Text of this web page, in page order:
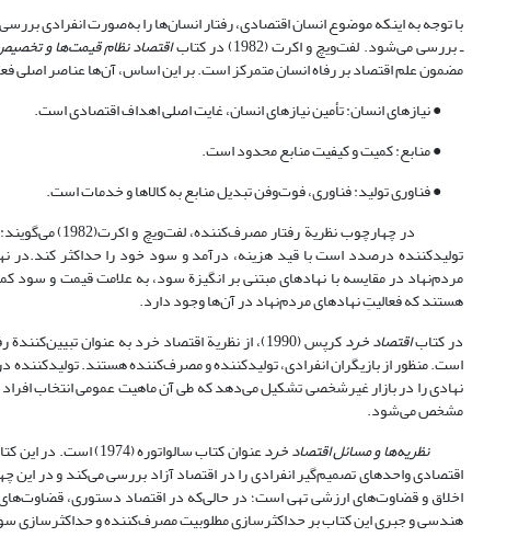
با توجه به اینکه موضوع انسان اقتصادی، رفتار انسان‌ها را به‌صورت انفرادی
ـ بررسی می‌شود. لفت‌ویچ و اکرت (1982) در کتاب اقتصاد نظام قیمت‌ها و
مضمون علم اقتصاد بر رفاه انسان متمرکز است. بر این اساس، آن‌ها عناصر
● نیازهای انسان: تأمین نیازهای انسان، غایت اصلی اهداف اقتصادی است.
● منابع: کمیت و کیفیت منابع محدود است.
● فناوری تولید: فناوری، فوت‌وفن تبدیل منابع به کالاها و خدمات است.
در چهارچوب
تولیدکننده درصدد است با قید هزینه، درآمد و سود خود را حداکثر کند.در
مردم‌نهاد در مقایسه با نهادهای مبتنی بر انگیزة سود، به علامت قیمت و
هستند که فعالیتِ نهادهای مردم‌نهاد در آن‌ها وجود دارد.
در کتاباقتصاد خرد کرپس (1990)، از نظریة اقتصاد خرد به عنوان
است. منظور از بازیگران انفرادی، تولیدکننده و مصرف‌کننده هستند.
نهادی را در بازار غیرشخصی تشکیل می‌دهد که طی آن ماهیت عمومی انتخاب
مشخص می‌شود.
نظریه‌ها و مسائل اقتصاد خرد
عنوان کتاب
اقتصادی واحدهای تصمیم‌گیر انفرادی را در اقتصاد آزاد بررسی می‌کند و در
اخلاق و قضاوت‌های ارزشی تهی است؛ در حالی‌که در اقتصاد دستوری،
هندسی و جبری این کتاب بر حداکثرسازی مطلوبیت مصرف‌کننده و حداکثرسازی